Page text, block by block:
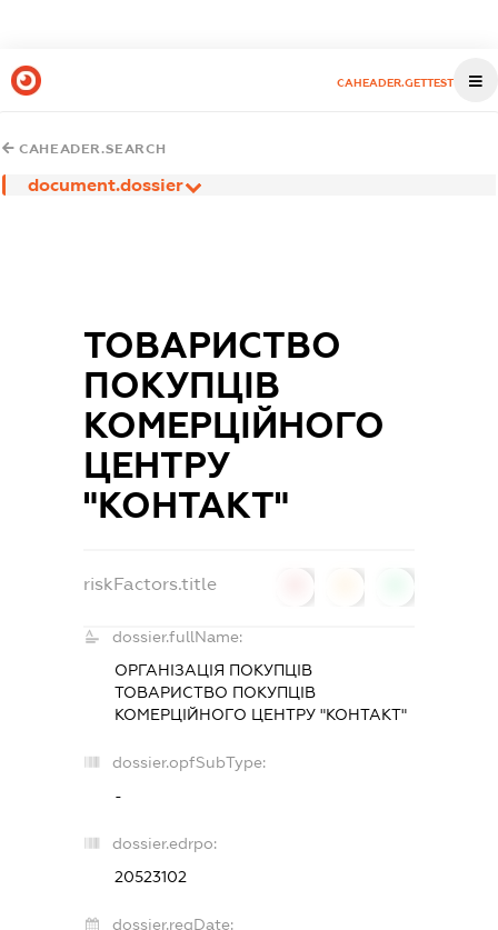
CAHEADER.GETTEST
CAHEADER.SEARCH
document.dossier
ТОВАРИСТВО
ПОКУПЦІВ
КОМЕРЦІЙНОГО
ЦЕНТРУ
"КОНТАКТ"
riskFactors.title
dossier.fullName:
ОРГАНІЗАЦІЯ ПОКУПЦІВ
ТОВАРИСТВО ПОКУПЦІВ
КОМЕРЦІЙНОГО ЦЕНТРУ "КОНТАКТ"
dossier.opfSubType:
-
dossier.edrpo:
20523102
dossier.regDate: